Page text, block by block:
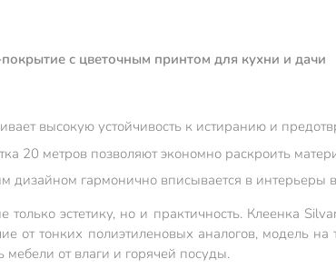
с цветочным принтом для кухни и дачи
высокую устойчивость к истиранию и
20 метров позволяют экономно раскроить
гармонично вписывается в интерьеры
эстетику, но и практичность. Клеенка
от тонких полиэтиленовых аналогов, модель
от влаги и горячей посуды.